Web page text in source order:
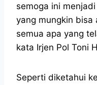
semoga ini
yang mungkin bisa
semua apa yang
kata Irjen Pol Toni
Seperti diketahui